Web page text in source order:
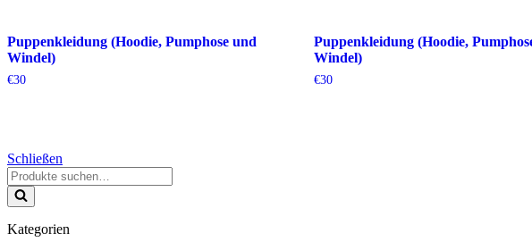
Puppenkleidung (Hoodie, Pumphose und
Windel)
€30
Puppenkleidung (Hoodie,
Windel)
€30
Schließen
Suchen
nach …
Kategorien